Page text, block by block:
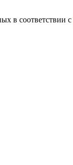
в соответствии с